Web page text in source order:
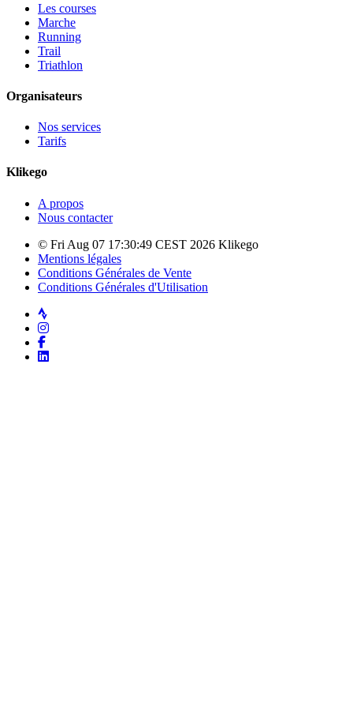
Les courses
Marche
Running
Trail
Triathlon
Organisateurs
Nos services
Tarifs
Klikego
A propos
Nous contacter
© Fri Aug 07 17:30:49 CEST 2026 Klikego
Mentions légales
Conditions Générales de Vente
Conditions Générales d'Utilisation
Strava
Instagram
Facebook
LinkedIn